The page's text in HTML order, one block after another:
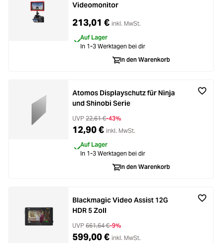
Videomonitor
213,01 € inkl. MwSt.
Auf Lager
In 1-3 Werktagen bei dir
In den Warenkorb
Atomos Displayschutz für Ninja
und Shinobi Serie
UVP 22,61 €-43%
12,90 € inkl. MwSt.
Auf Lager
In 1-3 Werktagen bei dir
In den Warenkorb
Blackmagic Video Assist 12G
HDR 5 Zoll
UVP 661,64 €-9%
599,00 € inkl. MwSt.